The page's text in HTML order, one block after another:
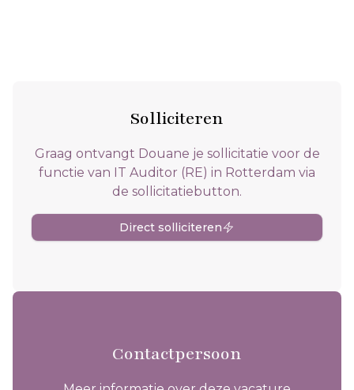
Solliciteren
Graag ontvangt Douane je sollicitatie voor de
functie van IT Auditor (RE) in Rotterdam via
de sollicitatiebutton.
Direct solliciteren
Contactpersoon